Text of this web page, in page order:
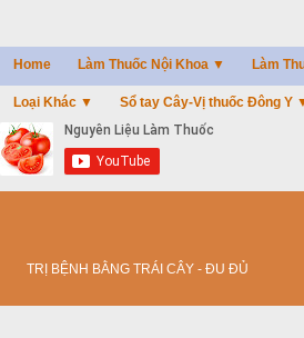
Home Làm Thuốc Nội Khoa ▼ Làm
Loại Khác ▼ Sổ tay Cây-Vị thuốc Đông Y
TRỊ BỆNH BẰNG TRÁI CÂY - ĐU ĐỦ